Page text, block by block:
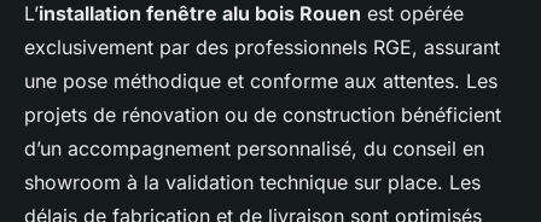
L’installation fenêtre alu bois Rouen est opérée
exclusivement par des professionnels RGE, assurant
une pose méthodique et conforme aux attentes. Les
projets de rénovation ou de construction bénéficient
d’un accompagnement personnalisé, du conseil en
showroom à la validation technique sur place. Les
délais de fabrication et de livraison sont optimisés